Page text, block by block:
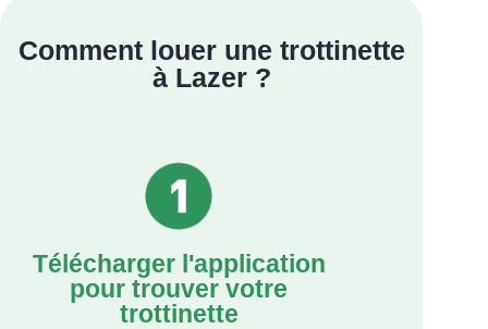
Comment louer une trottinette
à Lazer ?
Télécharger l'application
pour trouver votre
trottinette